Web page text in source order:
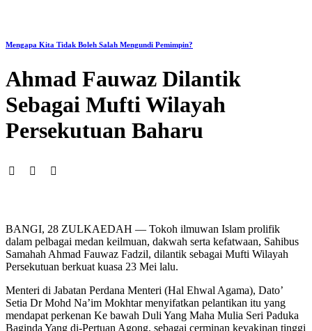
Mengapa Kita Tidak Boleh Salah Mengundi Pemimpin?
Ahmad Fauwaz Dilantik
Sebagai Mufti Wilayah
Persekutuan Baharu
BANGI, 28 ZULKAEDAH — Tokoh ilmuwan Islam prolifik
dalam pelbagai medan keilmuan, dakwah serta kefatwaan, Sahibus
Samahah Ahmad Fauwaz Fadzil, dilantik sebagai Mufti Wilayah
Persekutuan berkuat kuasa 23 Mei lalu.
Menteri di Jabatan Perdana Menteri (Hal Ehwal Agama), Dato’
Setia Dr Mohd Na’im Mokhtar menyifatkan pelantikan itu yang
mendapat perkenan Ke bawah Duli Yang Maha Mulia Seri Paduka
Baginda Yang di-Pertuan Agong, sebagai cerminan keyakinan tinggi